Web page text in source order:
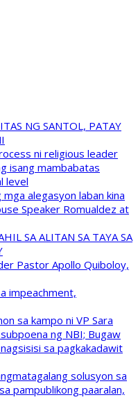
NG SANTOL, PATAY
ni religious leader
isang mambabatas
level
alegasyon laban kina
Speaker Romualdez at
SA ALITAN SA TAYA SA
Pastor Apollo Quiboloy,
impeachment,
sa kampo ni VP Sara
ng NBI; Bugaw
sa pagkakadawit
solusyon sa
pampublikong paaralan,